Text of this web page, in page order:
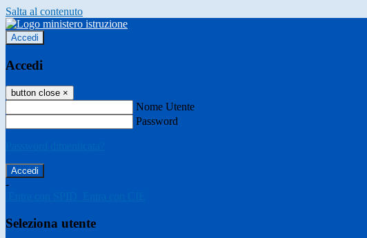
Salta al contenuto
Accedi
Accedi
button close ×
Nome Utente
Password
-
Seleziona utente